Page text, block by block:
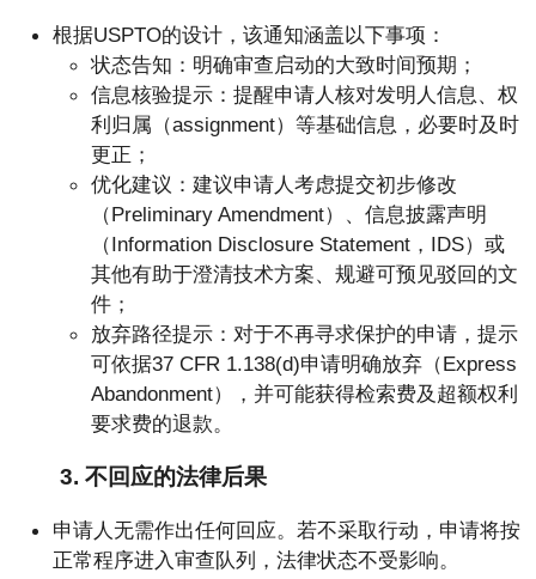
根据USPTO的设计，该通知涵盖以下事项：
状态告知：明确审查启动的大致时间预期；
信息核验提示：提醒申请人核对发明人信息、权
利归属（assignment）等基础信息，必要时及时
更正；
优化建议：建议申请人考虑提交初步修改
（Preliminary Amendment）、信息披露声明
（Information Disclosure Statement，IDS）或
其他有助于澄清技术方案、规避可预见驳回的文
件；
放弃路径提示：对于不再寻求保护的申请，提示
可依据37 CFR 1.138(d)申请明确放弃（Express
Abandonment），并可能获得检索费及超额权利
要求费的退款。
3. 不回应的法律后果
申请人无需作出任何回应。若不采取行动，申请将按
正常程序进入审查队列，法律状态不受影响。